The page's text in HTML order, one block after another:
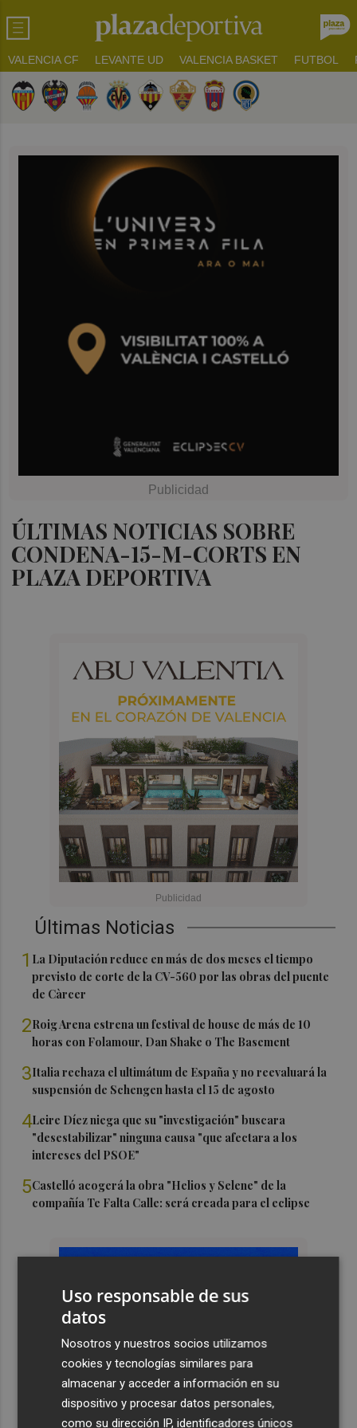
VALENCIA CF LEVANTE UD VALENCIA BASKET FUTBOL
ÚLTIMAS NOTICIAS SOBRE
CONDENA-15-M-CORTS EN
PLAZA DEPORTIVA
Últimas Noticias
1 La Diputación reduce en más de dos meses el tiempo
previsto de corte de la CV-560 por las obras del puente
de Càrcer
2Roig Arena estrena un festival de house de más de 10
horas con Folamour, Dan Shake o The Basement
3Italia rechaza el ultimátum de España y no reevaluará la
suspensión de Schengen hasta el 15 de agosto
4Leire Díez niega que su "investigación" buscara
"desestabilizar" ninguna causa "que afectara a los
intereses del PSOE"
5Castelló acogerá la obra "Helios y Selene" de la
compañía Te Falta Calle: será creada para el eclipse
Uso responsable de sus
datos
Nosotros y nuestros socios utilizamos
cookies y tecnologías similares para
almacenar y acceder a información en su
dispositivo y procesar datos personales,
como su dirección IP, identificadores únicos